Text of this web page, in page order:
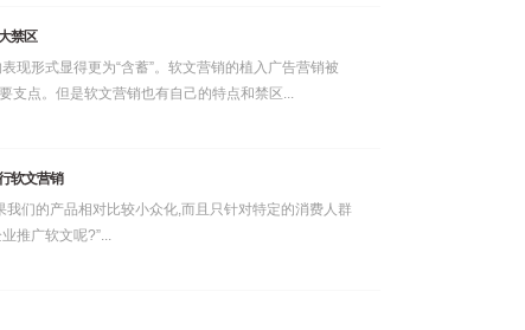
禁区
现形式显得更为“含蓄”。软文营销的植入广告营销被
支点。但是软文营销也有自己的特点和禁区...
软文营销
我们的产品相对比较小众化,而且只针对特定的消费人群
推广软文呢?”...